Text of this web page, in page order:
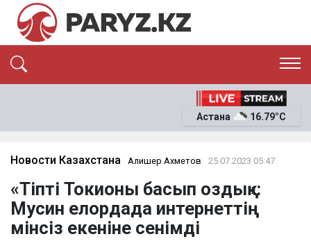
ЭКОНОМИКА
ОҚИҒА
News
Астана 16.79°C
Новости Казахстана Алишер Ахметов 25.07.2023 05:47
«Тіпті Токионы басып оздық»:
Мусин елордада интернеттің
мінсіз екеніне сенімді